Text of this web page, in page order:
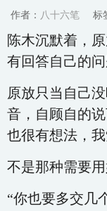
作者： 八十六笔 标
陈木沉默着，
有回答自己的问
原放只当自己
音，自顾自的
也很有想法，
不是那种需要用
“你也要多交几